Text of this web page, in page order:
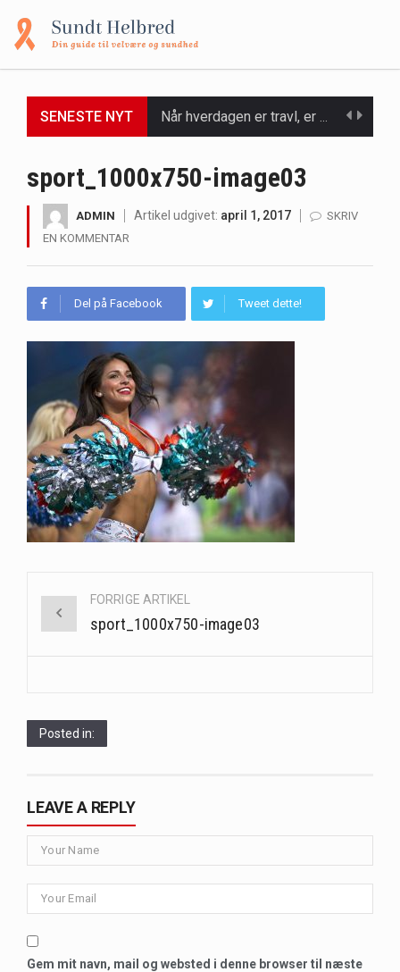
SENESTE NYT
Massagestole er ikke længere forbeholdt luksuriøse spaer og wellnesscentre - de er nu tilgængelige til…
sport_1000x750-image03
ADMIN Artikel udgivet: april 1, 2017
SKRIV
EN KOMMENTAR
Del på Facebook Tweet dette!
navigationFORRIGE ARTIKEL
sport_1000x750-image03
Posted in:
LEAVE A REPLY
Gem mit navn, mail og websted i denne browser til næste